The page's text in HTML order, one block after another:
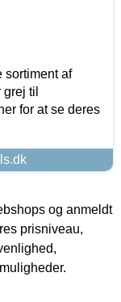
sortiment af
til
for at se deres
og anmeldt
prisniveau,